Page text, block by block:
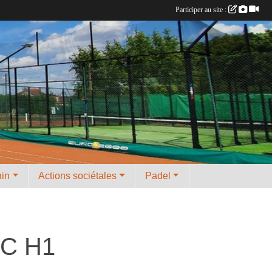
Actions sociétales Padel
H1
Participer au site :